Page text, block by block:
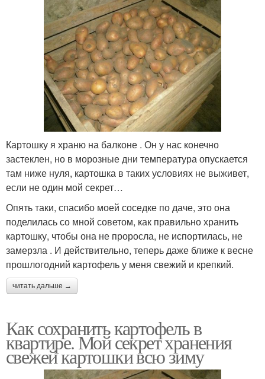
Картошку я храню на балконе . Он у нас конечно
застеклен, но в морозные дни температура опускается
там ниже нуля, картошка в таких условиях не выживет,
если не один мой секрет…
Опять таки, спасибо моей соседке по даче, это она
поделилась со мной советом, как правильно хранить
картошку, чтобы она не проросла, не испортилась, не
замерзла . И действительно, теперь даже ближе к весне
прошлогодний картофель у меня свежий и крепкий.
читать дальше →
Как сохранить картофель в
квартире. Мой секрет хранения
свежей картошки всю зиму